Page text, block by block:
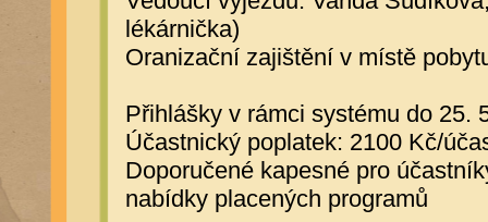
lékárnička)
Oranizační zajištění v místě
Přihlášky v rámci systému do 25.
Účastnický poplatek: 2100 Kč/
Doporučené kapesné pro
nabídky placených programů